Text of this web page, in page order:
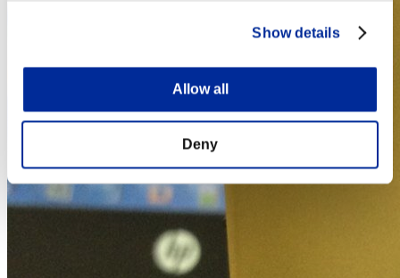
Show details
Allow all
Deny